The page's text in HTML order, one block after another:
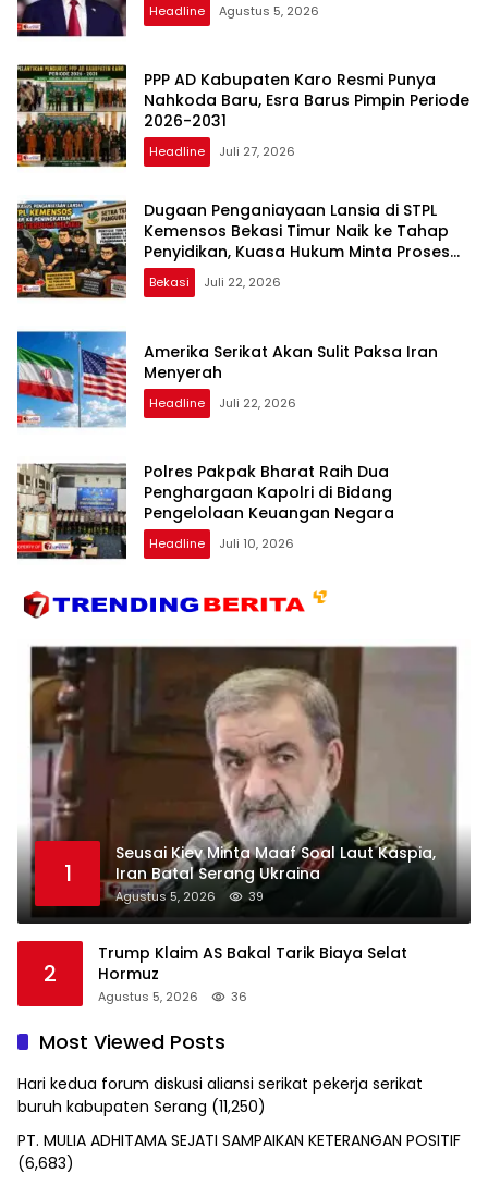
Headline Agustus 5, 2026
PPP AD Kabupaten Karo Resmi Punya
Nahkoda Baru, Esra Barus Pimpin Periode
2026-2031
Headline Juli 27, 2026
Dugaan Penganiayaan Lansia di STPL
Kemensos Bekasi Timur Naik ke Tahap
Penyidikan, Kuasa Hukum Minta Proses
Transparan dan Bebas Intervensi
Bekasi Juli 22, 2026
Amerika Serikat Akan Sulit Paksa Iran
Menyerah
Headline Juli 22, 2026
Polres Pakpak Bharat Raih Dua
Penghargaan Kapolri di Bidang
Pengelolaan Keuangan Negara
Headline Juli 10, 2026
1
Seusai Kiev Minta Maaf Soal Laut Kaspia,
Iran Batal Serang Ukraina
Agustus 5, 2026 39
2
Trump Klaim AS Bakal Tarik Biaya Selat
Hormuz
Agustus 5, 2026 36
Most Viewed Posts
Hari kedua forum diskusi aliansi serikat pekerja serikat
buruh kabupaten Serang (11,250)
PT. MULIA ADHITAMA SEJATI SAMPAIKAN KETERANGAN POSITIF
(6,683)